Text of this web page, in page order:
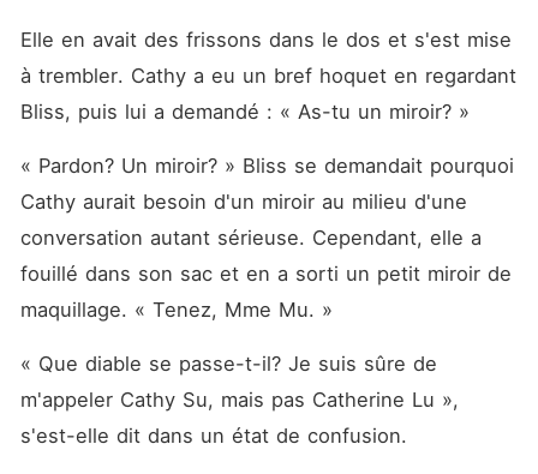
Elle en avait des frissons dans le dos et s'est mise
à trembler. Cathy a eu un bref hoquet en regardant
Bliss, puis lui a demandé : « As-tu un miroir? »
« Pardon? Un miroir? » Bliss se demandait pourquoi
Cathy aurait besoin d'un miroir au milieu d'une
conversation autant sérieuse. Cependant, elle a
fouillé dans son sac et en a sorti un petit miroir de
maquillage. « Tenez, Mme Mu. »
« Que diable se passe-t-il? Je suis sûre de
m'appeler Cathy Su, mais pas Catherine Lu »,
s'est-elle dit dans un état de confusion.